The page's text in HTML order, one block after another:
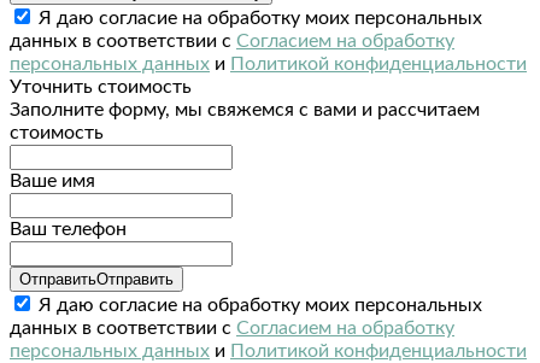
Я даю согласие на обработку моих персональных
данных в соответствии с Согласием на обработку
персональных данных и Политикой конфиденциальности
Уточнить стоимость
Заполните форму, мы свяжемся с вами и рассчитаем
стоимость
Ваше имя
Ваш телефон
ОтправитьОтправить
Я даю согласие на обработку моих персональных
данных в соответствии с Согласием на обработку
персональных данных и Политикой конфиденциальности